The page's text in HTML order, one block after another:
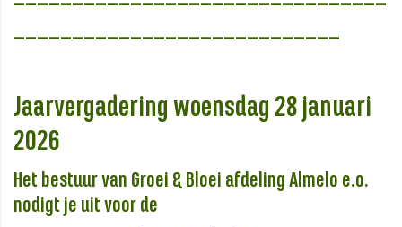
Jaarvergadering woensdag 28 januari
2026
Het bestuur van Groei & Bloei afdeling Almelo e.o.
nodigt je uit voor de